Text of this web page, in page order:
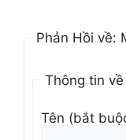
Phản Hồi về:
Thông tin
Tên (bắt